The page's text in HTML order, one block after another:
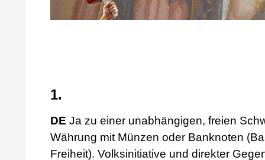
1.
DE Ja zu einer unabhängigen, freien
Währung mit Münzen oder Banknoten
Freiheit). Volksinitiative und direkter